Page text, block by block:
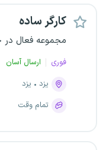
کارگر ساده
مجموعه فعال در
فوری
ارسال آسان
یزد
یزد
تمام وقت